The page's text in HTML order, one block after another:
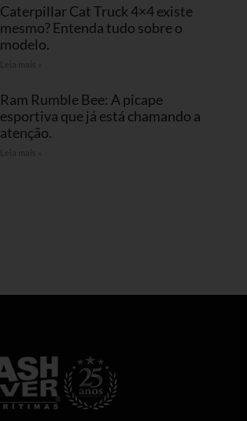
Caterpillar Cat Truck 4×4 existe
mesmo? Entenda tudo sobre o
modelo.
Ram Rumble Bee: A picape
esportiva que já está chamando a
atenção.